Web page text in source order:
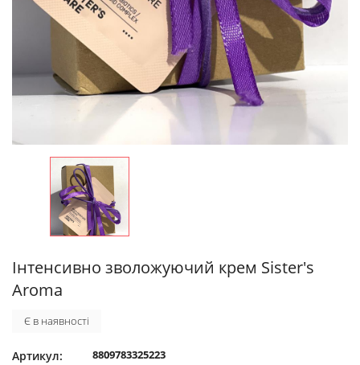
Інтенсивно зволожуючий крем Sister's
Aroma
Є в наявності
Артикул: 8809783325223